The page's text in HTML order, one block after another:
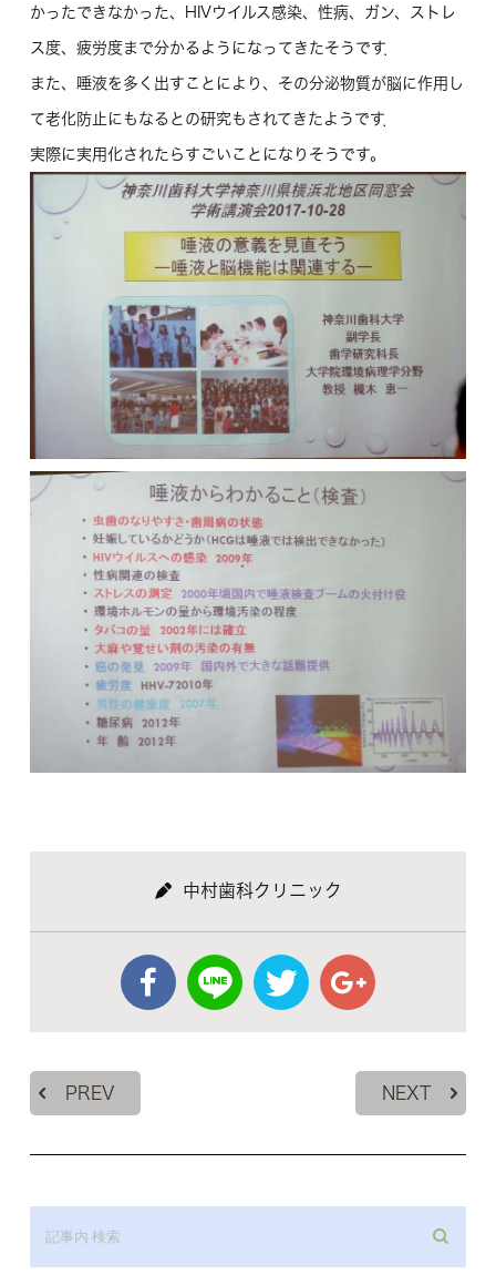
かったできなかった、HIVウイルス感染、性病、ガン、ストレ
ス度、疲労度まで分かるようになってきたそうです．
また、唾液を多く出すことにより、その分泌物質が脳に作用し
て老化防止にもなるとの研究もされてきたようです．
実際に実用化されたらすごいことになりそうです。
中村歯科クリニック
PREV NEXT